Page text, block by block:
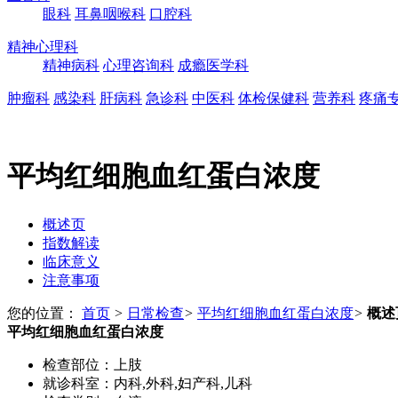
眼科 耳鼻咽喉科 口腔科
精神心理科
精神病科 心理咨询科 成瘾医学科
肿瘤科 感染科 肝病科 急诊科 中医科 体检保健科 营养科 疼痛
平均红细胞血红蛋白浓度
概述页
指数解读
临床意义
注意事项
您的位置： 首页 > 日常检查> 平均红细胞血红蛋白浓度> 概述
平均红细胞血红蛋白浓度
检查部位：
上肢
就诊科室： 内科,外科,妇产科,儿科